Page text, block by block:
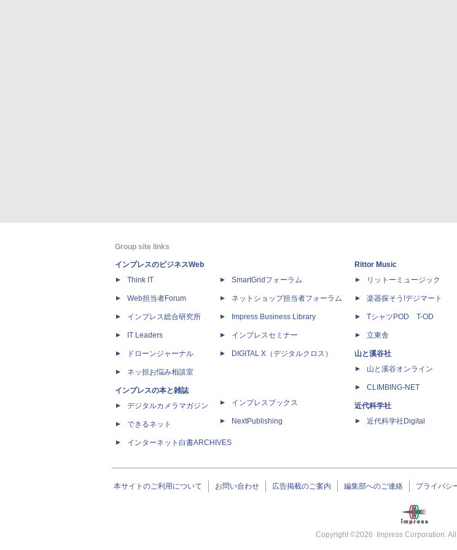
Group site links
インプレスのビジネスWeb
Think IT
Web担当者Forum
インプレス総合研究所
IT Leaders
ドローンジャーナル
ネッ担お悩み相談室
インプレスの本と雑誌
デジタルカメラマガジン
できるネット
インターネット白書ARCHIVES
SmartGridフォーラム
ネットショップ担当者フォーラム
Impress Business Library
インプレスセミナー
DIGITAL X（デジタルクロス）
インプレスブックス
NextPublishing
Rittor Music
リットーミュージック
楽器探そう!デジマート
TシャツPOD T-OD
立東舎
山と溪谷社
山と溪谷オンライン
CLIMBING-NET
近代科学社
近代科学社Digital
本サイトのご利用について お問い合わせ 広告掲載のご案内 編集部へのご連絡 プライバシ
Copyright ©2026 Impress Corporation.